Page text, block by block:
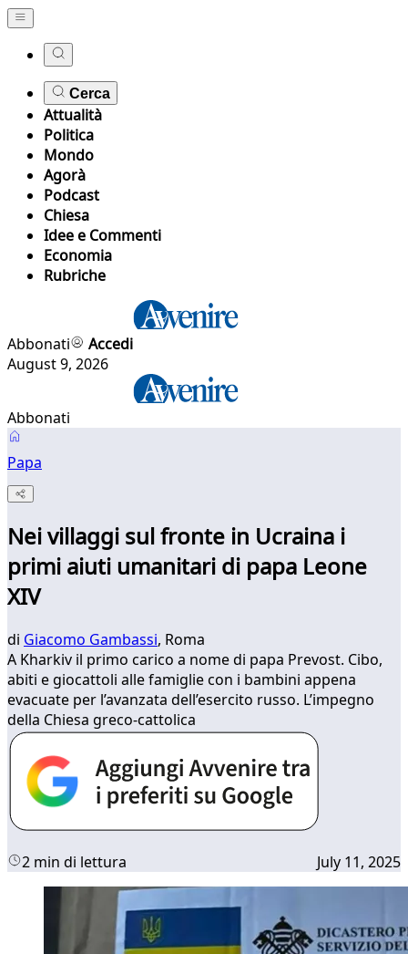
Cerca
Attualità
Politica
Mondo
Agorà
Podcast
Chiesa
Idee e Commenti
Economia
Rubriche
Abbonati
Accedi
August 9, 2026
Abbonati
Papa
Nei villaggi sul fronte in Ucraina i
primi aiuti umanitari di papa Leone
XIV
di Giacomo Gambassi, Roma
A Kharkiv il primo carico a nome di papa Prevost. Cibo,
abiti e giocattoli alle famiglie con i bambini appena
evacuate per l’avanzata dell’esercito russo. L’impegno
della Chiesa greco-cattolica
2 min di lettura July 11, 2025